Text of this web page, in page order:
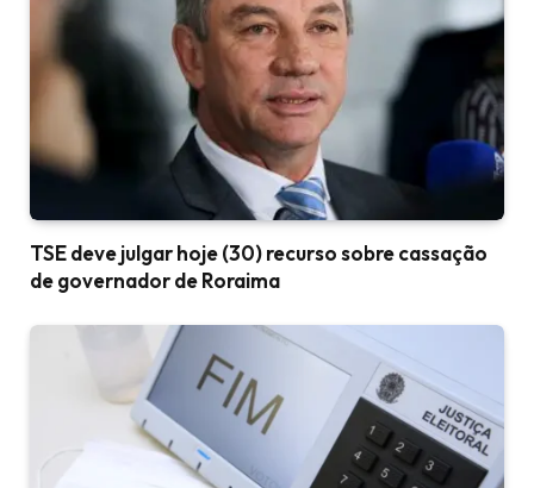
TSE deve julgar hoje (30) recurso sobre cassação
de governador de Roraima